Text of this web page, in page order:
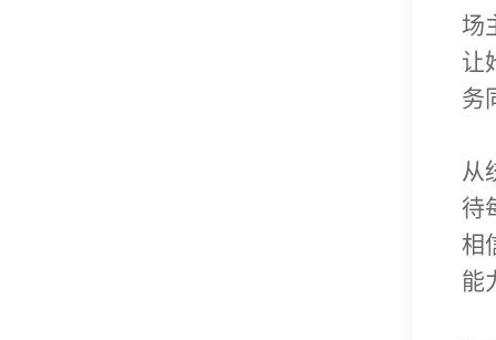
场
让
务
从
待
相
能